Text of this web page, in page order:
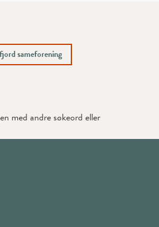
sameforening
med andre søkeord eller